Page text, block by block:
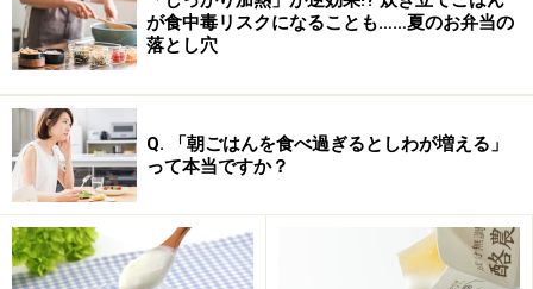
BMI（体重〔kg〕を身長〔m〕の二乗で割った値）に関
して、2019年の日本の肥満者（BMI30以上）の割合は
4.6％でした。これはアメリカの42.8％、イギリスの
28.0％、ドイツ（2017年）の16.3％、フランスの
14.4％、イタリアの11.0％と比較して、極めて低い水準
です。
日本の高度経済成長期には食の欧米化が進み、米の摂取
が食中毒リスクになることも……夏のお弁当の
落とし穴
Q. 「朝ごはんを食べ過ぎるとしわが増える」
って本当ですか？